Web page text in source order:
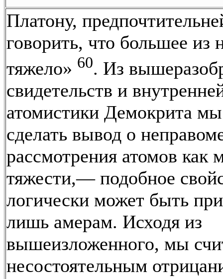
Платону,
говорить, что большее из
тяжело» 60. Из
свидетельств и
атомистики Демокрита
сделать вывод о
рассмотрения атомов как
тяжести,— подобное
логически может быть
лишь амерам. Исходя из
вышеизложенного, мы
несостоятельным